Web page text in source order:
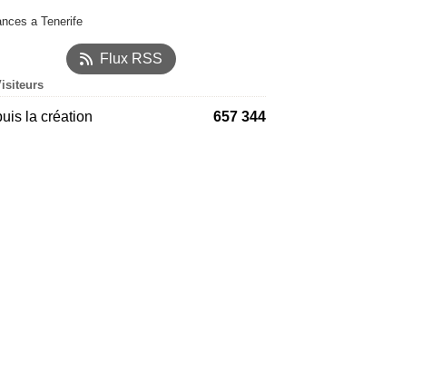
a Tenerife
Flux RSS
la création 657 344